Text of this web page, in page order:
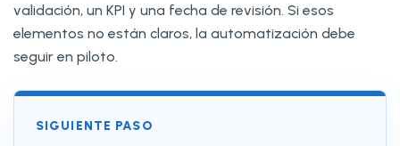
validación, un KPI y una fecha de revisión. Si esos
elementos no están claros, la automatización debe
seguir en piloto.
SIGUIENTE PASO